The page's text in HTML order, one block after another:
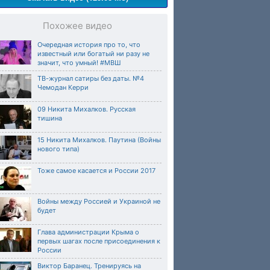
Похожее видео
Очередная история про то, что
известный или богатый ни разу не
значит, что умный! #МВШ
ТВ-журнал сатиры без даты. №4
Чемодан Керри
09 Никита Михалков. Русская
тишина
15 Никита Михалков. Паутина (Войны
нового типа)
Тоже самое касается и России 2017
Войны между Россией и Украиной не
будет
Глава администрации Крыма о
первых шагах после присоединения к
России
Виктор Баранец. Тренируясь на